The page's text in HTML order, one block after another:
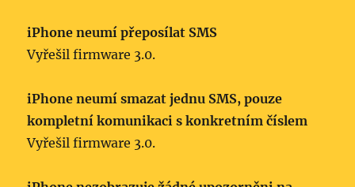
iPhone neumí přeposílat SMS
Vyřešil firmware 3.0.
iPhone neumí smazat jednu SMS, pouze
kompletní komunikaci s konkretním číslem
Vyřešil firmware 3.0.